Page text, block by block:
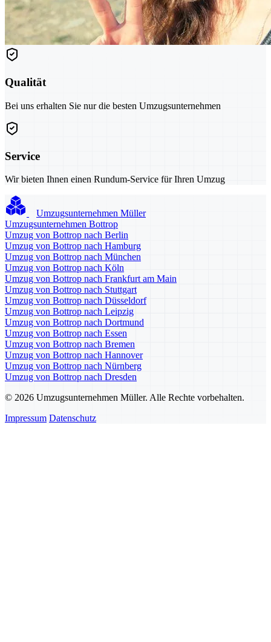
Qualität
Bei uns erhalten Sie nur die besten Umzugsunternehmen
Service
Wir bieten Ihnen einen Rundum-Service für Ihren Umzug
Umzugsunternehmen Müller
Umzugsunternehmen Bottrop
Umzug von Bottrop nach Berlin
Umzug von Bottrop nach Hamburg
Umzug von Bottrop nach München
Umzug von Bottrop nach Köln
Umzug von Bottrop nach Frankfurt am Main
Umzug von Bottrop nach Stuttgart
Umzug von Bottrop nach Düsseldorf
Umzug von Bottrop nach Leipzig
Umzug von Bottrop nach Dortmund
Umzug von Bottrop nach Essen
Umzug von Bottrop nach Bremen
Umzug von Bottrop nach Hannover
Umzug von Bottrop nach Nürnberg
Umzug von Bottrop nach Dresden
© 2026 Umzugsunternehmen Müller. Alle Rechte vorbehalten.
Impressum Datenschutz